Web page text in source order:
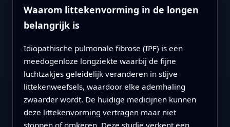
Waarom littekenvorming in de longen
belangrijk is
Idiopathische pulmonale fibrose (IPF) is een
meedogenloze longziekte waarbij de fijne
luchtzakjes geleidelijk veranderen in stijve
littekenweefsels, waardoor elke ademhaling
zwaarder wordt. De huidige medicijnen kunnen
deze littekenvorming vertragen maar niet
stoppen of omkeren. Deze studie verkent een